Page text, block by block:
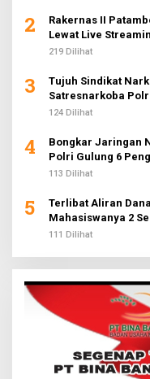
2
Rakernas II
Lewat Live
219 Dilihat
3
Tujuh Sindikat
Satresnarkoba
124 Dilihat
4
Bongkar Jaringan
Polri Gulung 6
113 Dilihat
5
Terlibat Aliran
Mahasiswanya 2
111 Dilihat